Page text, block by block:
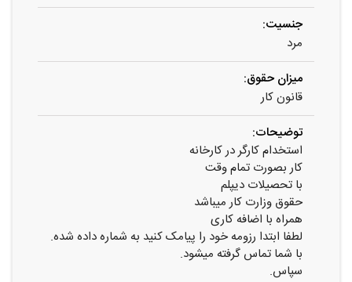
جنسیت:
مرد
میزان حقوق:
قانون کار
توضیحات:
استخدام کارگر در کارخانه
کار بصورت تمام وقت
با تحصیلات دیپلم
حقوق وزارت کار میباشد
همراه با اضافه کاری
لطفا ابتدا رزومه خود را پیامک کنید به شماره داده شده.
با شما تماس گرفته میشود.
سپاس.